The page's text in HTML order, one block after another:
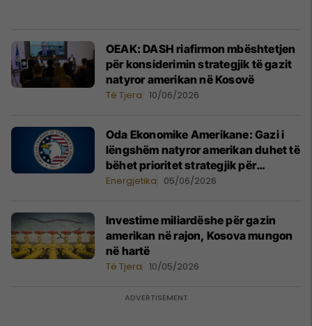
OEAK: DASH riafirmon mbështetjen
për konsiderimin strategjik të gazit
natyror amerikan në Kosovë
Të Tjera 10/06/2026
Oda Ekonomike Amerikane: Gazi i
lëngshëm natyror amerikan duhet të
bëhet prioritet strategjik për
Kosovën
Energjetika 05/06/2026
Investime miliardëshe për gazin
amerikan në rajon, Kosova mungon
në hartë
Të Tjera 10/05/2026